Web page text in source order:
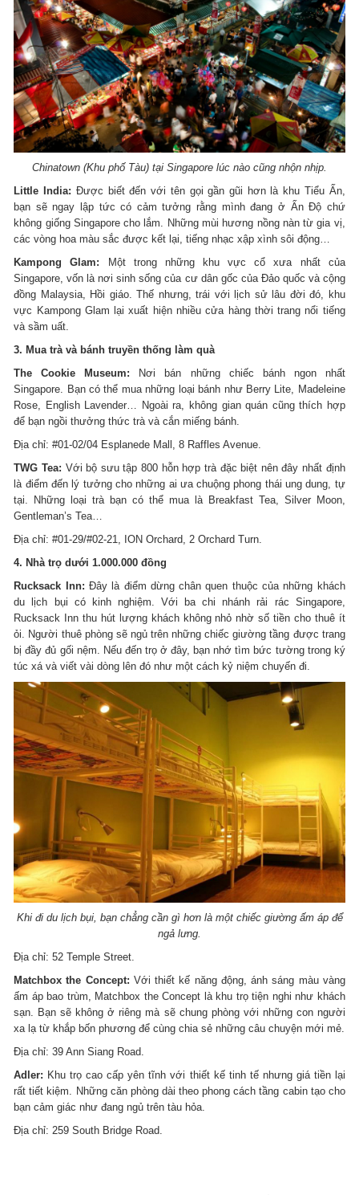
Chinatown (Khu phố Tàu) tại Singapore lúc nào cũng nhộn nhịp.
Little India: Được biết đến với tên gọi gần gũi hơn là khu Tiểu Ấn,
bạn sẽ ngay lập tức có cảm tưởng rằng mình đang ở Ấn Độ chứ
không giống Singapore cho lắm. Những mùi hương nồng nàn từ gia vị,
các vòng hoa màu sắc được kết lại, tiếng nhạc xập xình sôi động…
Kampong Glam: Một trong những khu vực cổ xưa nhất của
Singapore, vốn là nơi sinh sống của cư dân gốc của Đảo quốc và cộng
đồng Malaysia, Hồi giáo. Thế nhưng, trái với lịch sử lâu đời đó, khu
vực Kampong Glam lại xuất hiện nhiều cửa hàng thời trang nổi tiếng
và sầm uất.
3. Mua trà và bánh truyền thống làm quà
The Cookie Museum: Nơi bán những chiếc bánh ngon nhất
Singapore. Bạn có thể mua những loại bánh như Berry Lite, Madeleine
Rose, English Lavender… Ngoài ra, không gian quán cũng thích hợp
để bạn ngồi thưởng thức trà và cắn miếng bánh.
Địa chỉ: #01-02/04 Esplanede Mall, 8 Raffles Avenue.
TWG Tea: Với bộ sưu tập 800 hỗn hợp trà đặc biệt nên đây nhất định
là điểm đến lý tưởng cho những ai ưa chuộng phong thái ung dung, tự
tại. Những loại trà bạn có thể mua là Breakfast Tea, Silver Moon,
Gentleman’s Tea…
Địa chỉ: #01-29/#02-21, ION Orchard, 2 Orchard Turn.
4. Nhà trọ dưới 1.000.000 đồng
Rucksack Inn: Đây là điểm dừng chân quen thuộc của những khách
du lịch bụi có kinh nghiệm. Với ba chi nhánh rải rác Singapore,
Rucksack Inn thu hút lượng khách không nhỏ nhờ số tiền cho thuê ít
ỏi. Người thuê phòng sẽ ngủ trên những chiếc giường tầng được trang
bị đầy đủ gối nệm. Nếu đến trọ ở đây, bạn nhớ tìm bức tường trong ký
túc xá và viết vài dòng lên đó như một cách kỷ niệm chuyến đi.
Khi đi du lịch bụi, bạn chẳng cần gì hơn là một chiếc giường ấm áp để
ngả lưng.
Địa chỉ: 52 Temple Street.
Matchbox the Concept: Với thiết kế năng động, ánh sáng màu vàng
ấm áp bao trùm, Matchbox the Concept là khu trọ tiện nghi như khách
sạn. Bạn sẽ không ở riêng mà sẽ chung phòng với những con người
xa lạ từ khắp bốn phương để cùng chia sẻ những câu chuyện mới mẻ.
Địa chỉ: 39 Ann Siang Road.
Adler: Khu trọ cao cấp yên tĩnh với thiết kế tinh tế nhưng giá tiền lại
rất tiết kiệm. Những căn phòng dài theo phong cách tầng cabin tạo cho
bạn cảm giác như đang ngủ trên tàu hỏa.
Địa chỉ: 259 South Bridge Road.